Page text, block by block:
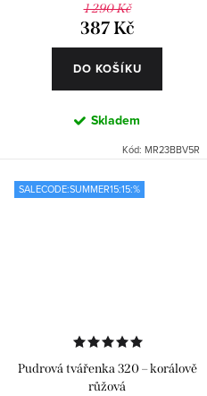
1 290 Kč
387 Kč
DO KOŠÍKU
Skladem
Kód: MR23BBV5R
SALECODE:SUMMER15:15:%
Pudrová tvářenka 320 – korálově
růžová